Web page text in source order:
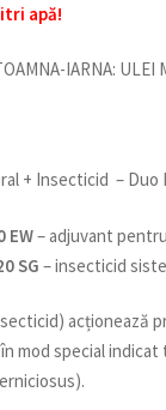
apă!
IARNA: ULEI
+ Insecticid – Duo
EW– adjuvant
SG – insecticid
acționează
mod special